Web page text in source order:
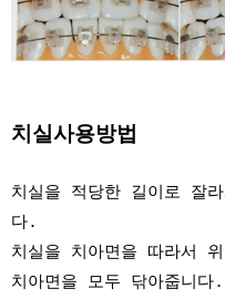
치실사용방법
치실을 적당한 길이로 잘
다.
치실을 치아면을 따라서
치아면을 모두 닦아줍니다.